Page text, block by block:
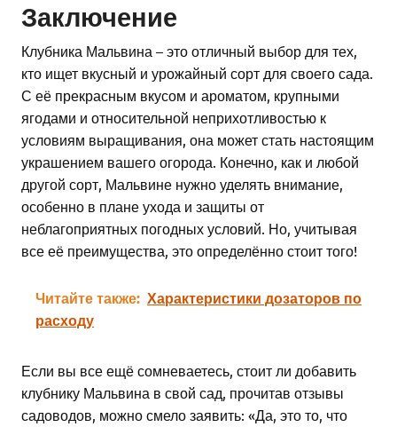
Заключение
Клубника Мальвина – это отличный выбор для тех,
кто ищет вкусный и урожайный сорт для своего сада.
С её прекрасным вкусом и ароматом, крупными
ягодами и относительной неприхотливостью к
условиям выращивания, она может стать настоящим
украшением вашего огорода. Конечно, как и любой
другой сорт, Мальвине нужно уделять внимание,
особенно в плане ухода и защиты от
неблагоприятных погодных условий. Но, учитывая
все её преимущества, это определённо стоит того!
Читайте также: Характеристики дозаторов по
расходу
Если вы все ещё сомневаетесь, стоит ли добавить
клубнику Мальвина в свой сад, прочитав отзывы
садоводов, можно смело заявить: «Да, это то, что